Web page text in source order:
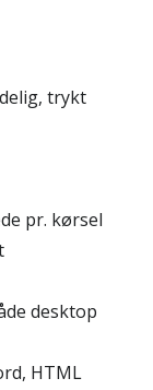
trykt
pr. kørsel
desktop
HTML